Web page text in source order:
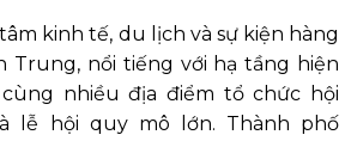
kinh tế, du lịch và sự kiện hàng
Trung, nổi tiếng với hạ tầng hiện
nhiều địa điểm tổ chức hội
lễ hội quy mô lớn. Thành phố